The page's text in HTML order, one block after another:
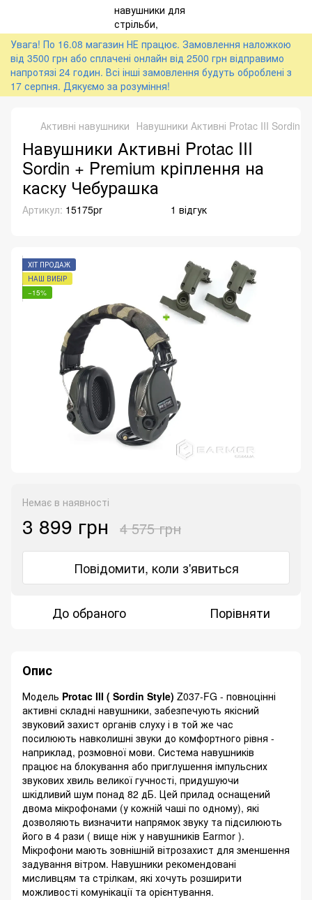
Увага! По 16.08 магазин НЕ працює. Замовлення наложкою
від 3500 грн або сплачені онлайн від 2500 грн відправимо
напротязі 24 годин. Всі інші замовлення будуть оброблені з
17 серпня. Дякуємо за розуміння!
Активні навушники Навушники Активні Protac III Sordin
Навушники Активні Protac III
Sordin + Premium кріплення на
каску Чебурашка
Артикул: 15175pr 1 відгук
ХІТ ПРОДАЖ
НАШ ВИБІР
−15%
Немає в наявності
3 899 грн 4 575 грн
Повідомити, коли з'явиться
До обраного Порівняти
Опис
Модель Protac III ( Sordin Style) Z037-FG - повноцінні
активні складні навушники, забезпечують якісний
звуковий захист органів слуху і в той же час
посилюють навколишні звуки до комфортного рівня -
наприклад, розмовної мови. Система навушників
працює на блокування або приглушення імпульсних
звукових хвиль великої гучності, придушуючи
шкідливий шум понад 82 дБ. Цей прилад оснащений
двома мікрофонами (у кожній чаші по одному), які
дозволяють визначити напрямок звуку та підсилюють
його в 4 рази ( вище ніж у навушників Earmor ).
Мікрофони мають зовнішній вітрозахист для зменшення
задування вітром. Навушники рекомендовані
мисливцям та стрілкам, які хочуть розширити
можливості комунікації та орієнтування.